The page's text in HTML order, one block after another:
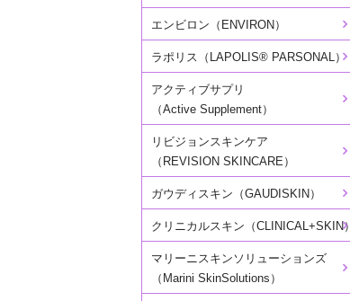
エンビロン（ENVIRON）
ラポリス（LAPOLIS® PARSONAL）
アクティブサプリ
（Active Supplement）
リビジョンスキンケア
（REVISION SKINCARE）
ガウディスキン（GAUDISKIN）
クリニカルスキン（CLINICAL+SKIN）
マリーニスキンソリューションズ
（Marini SkinSolutions）